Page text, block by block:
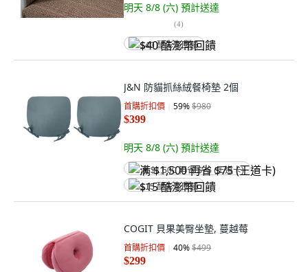
明天 8/8 (六) 預計送達
(4)
$40 酷澎幣回饋
J&N 防貓抓絲絨餐椅墊 2個
首購折扣價 59%$980
$399
明天 8/8 (六) 預計送達
满 $1,500 再省 $75 (王道卡)
$15 酷澎幣回饋
COGIT 貝果美臀坐墊, 蔓越莓
首購折扣價 40%$499
$299